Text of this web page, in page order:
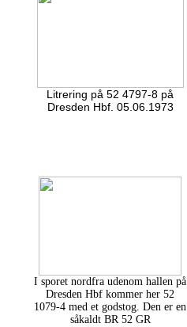
Litrering på 52 4797-8 på
Dresden Hbf. 05.06.1973
I sporet nordfra udenom hallen på
Dresden Hbf kommer her 52
1079-4 med et godstog. Den er en
såkaldt BR 52 GR